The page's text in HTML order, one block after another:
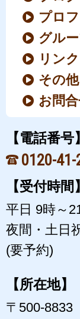
プロ
グル
リンク
その他
お問
【電話番号】
0120-41-
【受付時間】
平日 9時～
夜間・土日
(要予約)
【所在地】
〒500-8833